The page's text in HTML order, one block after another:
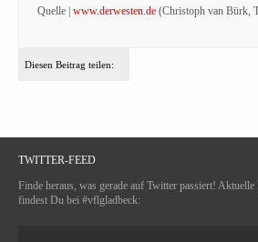
Quelle | www.derwesten.de (Christoph van Bürk,
Diesen Beitrag teilen:
TWITTER-FEED
Finde heraus, was gerade auf Twitter passiert! Aktuelle
findest Du bei #vflgladbeck: